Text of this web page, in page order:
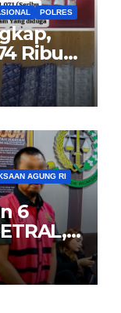
POLRES
Ribu
AGUNG RI
6